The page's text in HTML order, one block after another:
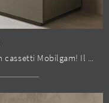
Scopri Comodini moderni e mobili con cassetti Mobilgam! Il modello Noa Comò realizzato in legno è la soluzione ottimale.